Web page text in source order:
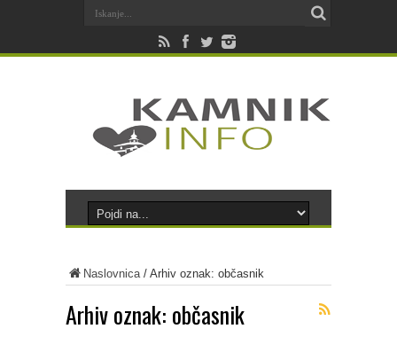
Naslovnica/ Arhiv oznak: občasnik
Arhiv oznak: občasnik